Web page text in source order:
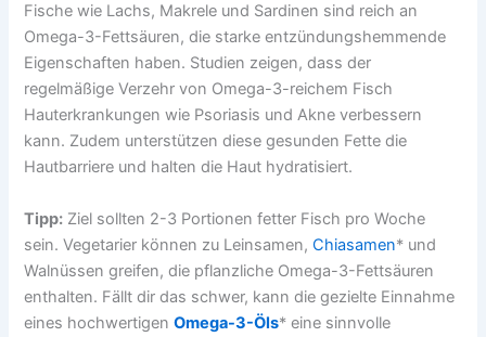
Fische wie Lachs, Makrele und Sardinen sind reich an
Omega-3-Fettsäuren, die starke entzündungshemmende
Eigenschaften haben. Studien zeigen, dass der
regelmäßige Verzehr von Omega-3-reichem Fisch
Hauterkrankungen wie Psoriasis und Akne verbessern
kann. Zudem unterstützen diese gesunden Fette die
Hautbarriere und halten die Haut hydratisiert.
Tipp: Ziel sollten 2-3 Portionen fetter Fisch pro Woche
sein. Vegetarier können zu Leinsamen,Chiasamen* und
Walnüssen greifen, die pflanzliche Omega-3-Fettsäuren
enthalten. Fällt dir das schwer, kann die gezielte Einnahme
eines hochwertigenOmega-3-Öls* eine sinnvolle